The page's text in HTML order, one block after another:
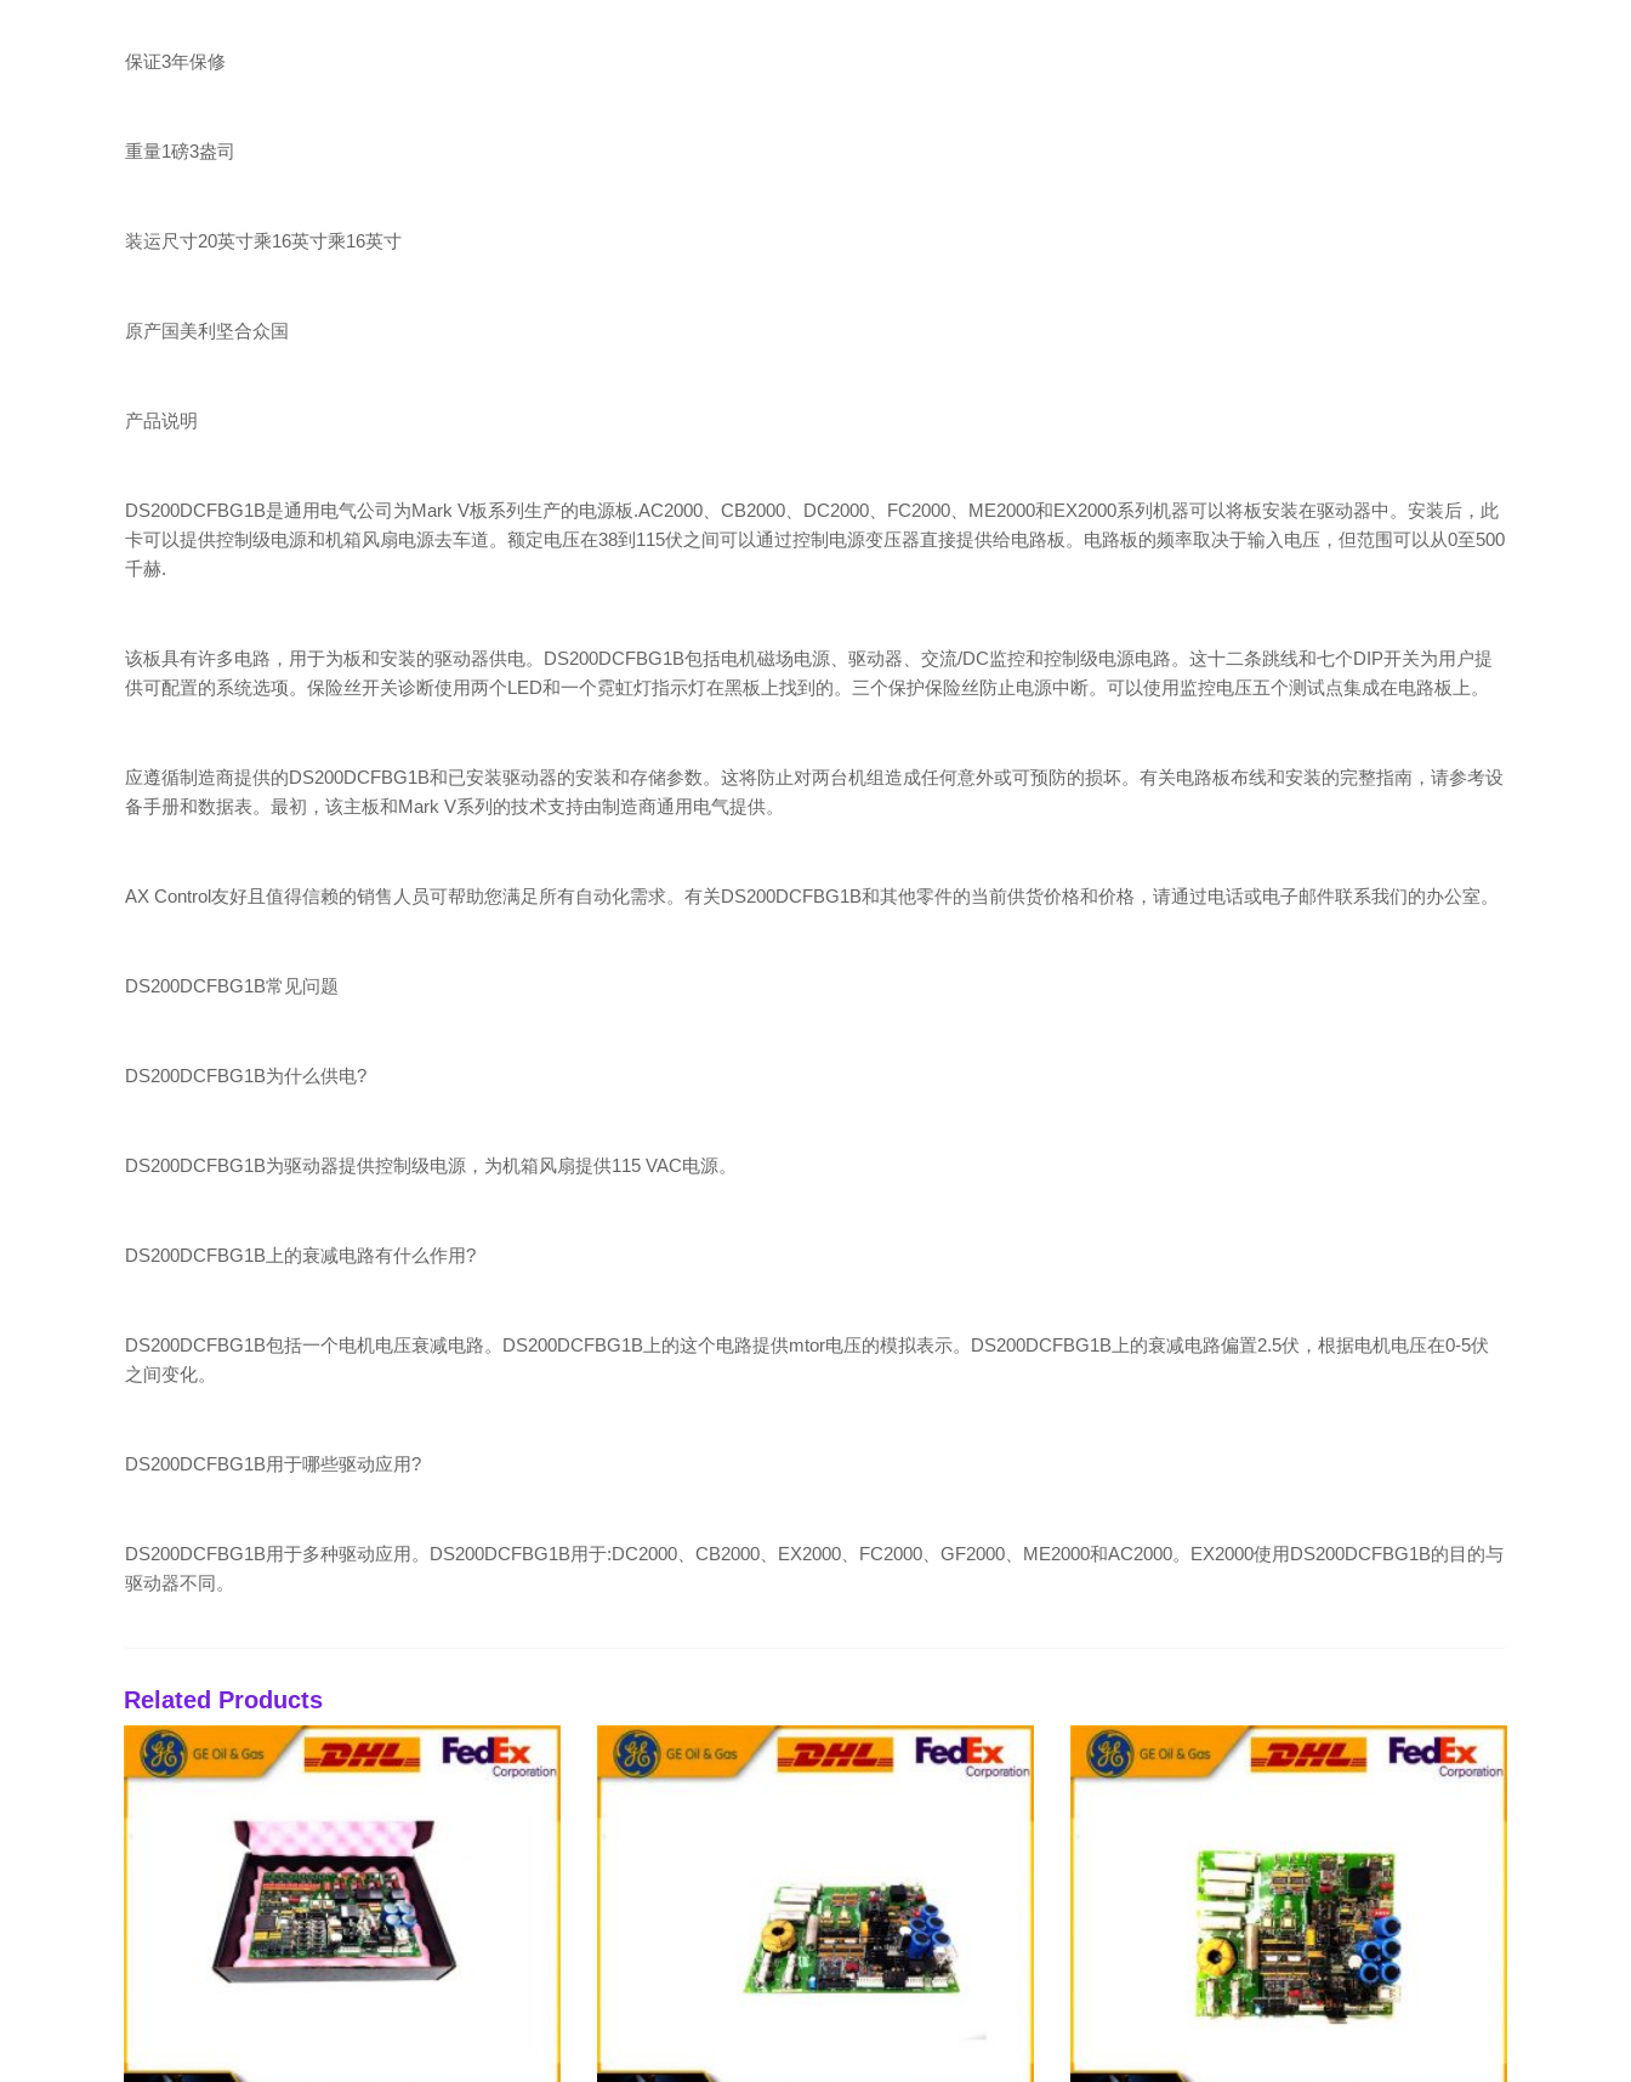
保证3年保修
重量1磅3盎司
装运尺寸20英寸乘16英寸乘16英寸
原产国美利坚合众国
产品说明
DS200DCFBG1B是通用电气公司为Mark V板系列生产的电源板.AC2000、CB2000、DC2000、FC2000、ME2000和EX2000系列机器可以将板安装在驱动器中。安装后，此
卡可以提供控制级电源和机箱风扇电源去车道。额定电压在38到115伏之间可以通过控制电源变压器直接提供给电路板。电路板的频率取决于输入电压，但范围可以从0至500
千赫.
该板具有许多电路，用于为板和安装的驱动器供电。DS200DCFBG1B包括电机磁场电源、驱动器、交流/DC监控和控制级电源电路。这十二条跳线和七个DIP开关为用户提
供可配置的系统选项。保险丝开关诊断使用两个LED和一个霓虹灯指示灯在黑板上找到的。三个保护保险丝防止电源中断。可以使用监控电压五个测试点集成在电路板上。
应遵循制造商提供的DS200DCFBG1B和已安装驱动器的安装和存储参数。这将防止对两台机组造成任何意外或可预防的损坏。有关电路板布线和安装的完整指南，请参考设
备手册和数据表。最初，该主板和Mark V系列的技术支持由制造商通用电气提供。
AX Control友好且值得信赖的销售人员可帮助您满足所有自动化需求。有关DS200DCFBG1B和其他零件的当前供货价格和价格，请通过电话或电子邮件联系我们的办公室。
DS200DCFBG1B常见问题
DS200DCFBG1B为什么供电?
DS200DCFBG1B为驱动器提供控制级电源，为机箱风扇提供115 VAC电源。
DS200DCFBG1B上的衰减电路有什么作用?
DS200DCFBG1B包括一个电机电压衰减电路。DS200DCFBG1B上的这个电路提供mtor电压的模拟表示。DS200DCFBG1B上的衰减电路偏置2.5伏，根据电机电压在0-5伏
之间变化。
DS200DCFBG1B用于哪些驱动应用?
DS200DCFBG1B用于多种驱动应用。DS200DCFBG1B用于:DC2000、CB2000、EX2000、FC2000、GF2000、ME2000和AC2000。EX2000使用DS200DCFBG1B的目的与
驱动器不同。
Related Products